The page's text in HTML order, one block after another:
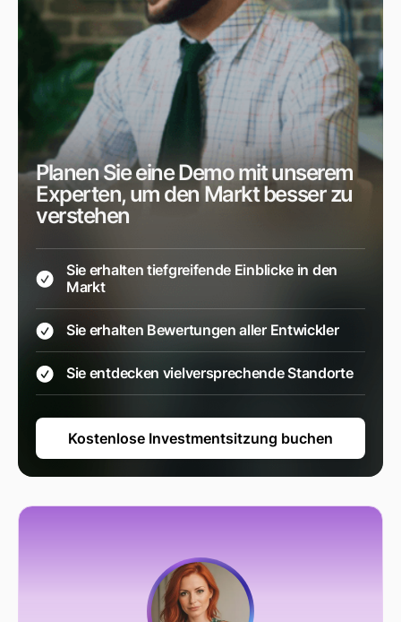
Planen Sie eine Demo mit unserem
Experten, um den Markt besser zu
verstehen
Sie erhalten tiefgreifende Einblicke in den
Markt
Sie erhalten Bewertungen aller Entwickler
Sie entdecken vielversprechende Standorte
Kostenlose Investmentsitzung buchen